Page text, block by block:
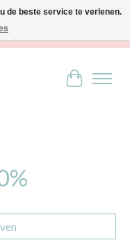
Orlentpromenade 9A -
de beste service te verlenen.